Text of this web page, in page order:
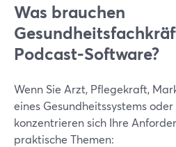
Was brauchen
Podcast-Software?
Wenn Sie Arzt, Pflegekraft,
eines Gesundheitssystems
konzentrieren sich Ihre
praktische Themen: